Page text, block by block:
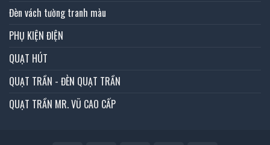
Đèn vách tường tranh màu
PHỤ KIỆN ĐIỆN
QUẠT HÚT
QUẠT TRẦN - ĐÈN QUẠT TRẦN
QUẠT TRẦN MR. VŨ CAO CẤP